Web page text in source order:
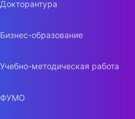
Докторантура
Бизнес-образование
Учебно-методическая работа
ФУМО